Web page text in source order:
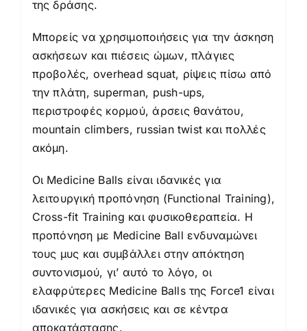
της δράσης.
Μπορείς να χρησιμοποιήσεις για την άσκηση
ασκήσεων και πιέσεις ώμων, πλάγιες
προβολές, overhead squat, ρίψεις πίσω από
την πλάτη, superman, push-ups,
περιστροφές κορμού, άρσεις θανάτου,
mountain climbers, russian twist και πολλές
ακόμη.
Οι Medicine Balls είναι ιδανικές για
λειτουργική προπόνηση (Functional Training),
Cross-fit Training και φυσικοθεραπεία. Η
προπόνηση με Medicine Ball ενδυναμώνει
τους μυς και συμβάλλει στην απόκτηση
συντονισμού, γι’ αυτό το λόγο, οι
ελαφρύτερες Medicine Balls της Force1 είναι
ιδανικές για ασκήσεις και σε κέντρα
αποκατάστασης.